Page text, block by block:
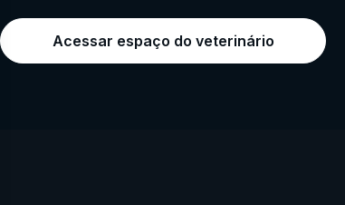
Acessar espaço do veterinário